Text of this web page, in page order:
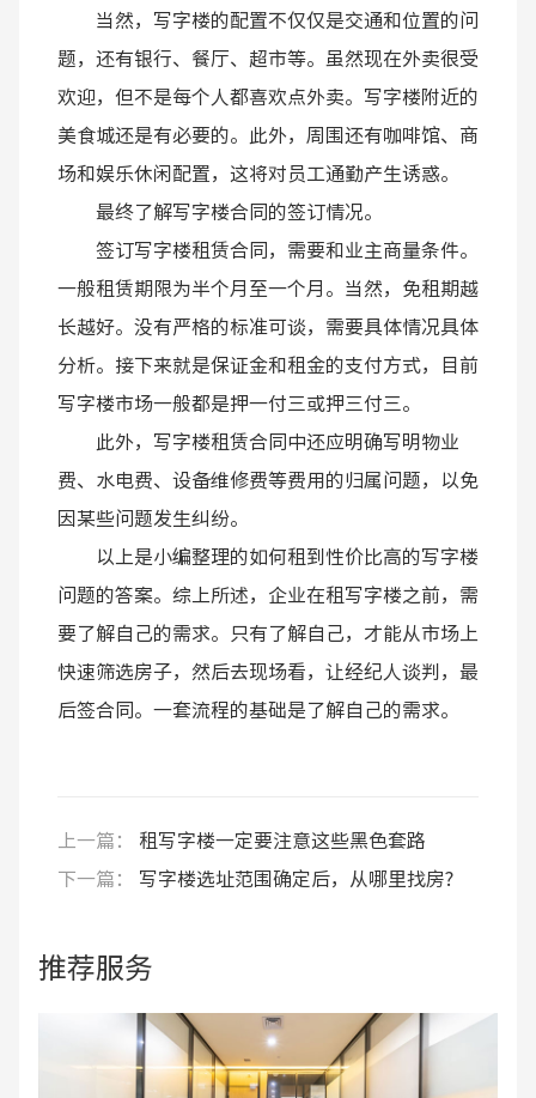
当然，写字楼的配置不仅仅是交通和位置的问
题，还有银行、餐厅、超市等。虽然现在外卖很受
欢迎，但不是每个人都喜欢点外卖。写字楼附近的
美食城还是有必要的。此外，周围还有咖啡馆、商
场和娱乐休闲配置，这将对员工通勤产生诱惑。
最终了解写字楼合同的签订情况。
签订写字楼租赁合同，需要和业主商量条件。
一般租赁期限为半个月至一个月。当然，免租期越
长越好。没有严格的标准可谈，需要具体情况具体
分析。接下来就是保证金和租金的支付方式，目前
写字楼市场一般都是押一付三或押三付三。
此外，写字楼租赁合同中还应明确写明物业
费、水电费、设备维修费等费用的归属问题，以免
因某些问题发生纠纷。
以上是小编整理的如何租到性价比高的写字楼
问题的答案。综上所述，企业在租写字楼之前，需
要了解自己的需求。只有了解自己，才能从市场上
快速筛选房子，然后去现场看，让经纪人谈判，最
后签合同。一套流程的基础是了解自己的需求。
上一篇：
租写字楼一定要注意这些黑色套路
下一篇：
写字楼选址范围确定后，从哪里找房?
推荐服务